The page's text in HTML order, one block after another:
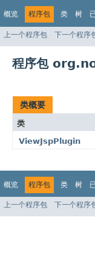
概览 程序包 类 树
上一个程序包 下一个程序
程序包
类概要
类
ViewJspPlugin
概览 程序包 类 树
上一个程序包 下一个程序